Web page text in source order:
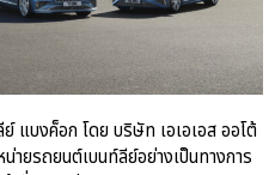
ปอร์เช่ เอเอเอสฯ พลิกแนวคิด
แบงค็อก โดย บริษัท เอเอเอส ออโต้
ายรถยนต์เบนท์ลีย์อย่างเป็นทางการ